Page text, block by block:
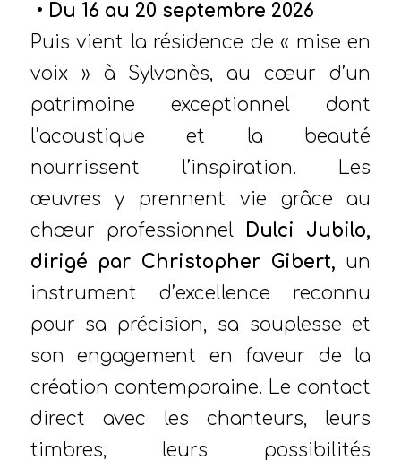
• Du 16 au 20 septembre 2026
Puis vient la résidence de « mise en
voix » à Sylvanès, au cœur d’un
patrimoine exceptionnel dont
l’acoustique et la beauté
nourrissent l’inspiration. Les
œuvres y prennent vie grâce au
chœur professionnel Dulci Jubilo,
dirigé par Christopher Gibert, un
instrument d’excellence reconnu
pour sa précision, sa souplesse et
son engagement en faveur de la
création contemporaine. Le contact
direct avec les chanteurs, leurs
timbres, leurs possibilités